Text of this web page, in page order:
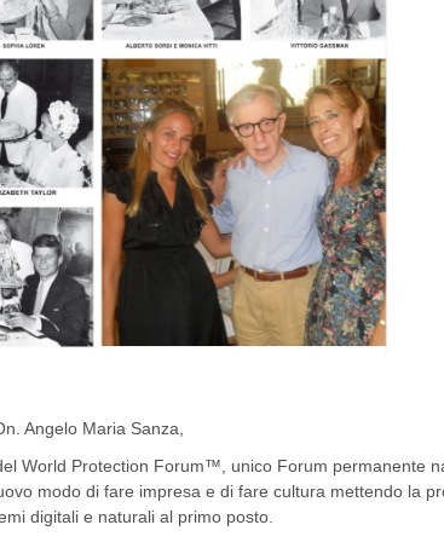
Angelo Maria Sanza,
World Protection Forum™, unico Forum permanente
modo di fare impresa e di fare cultura mettendo la
digitali e naturali al primo posto.